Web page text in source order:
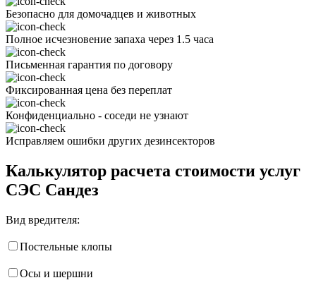
Безопасно для домочадцев и животных
Полное исчезновение запаха через 1.5 часа
Письменная гарантия по договору
Фиксированная цена без переплат
Конфиденциально - соседи не узнают
Исправляем ошибки других дезинсекторов
Калькулятор расчета стоимости услуг
СЭС Сандез
Вид вредителя:
Постельные клопы
Осы и шершни